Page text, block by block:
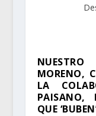
MORENO,
LA
PAISANO,
QUE